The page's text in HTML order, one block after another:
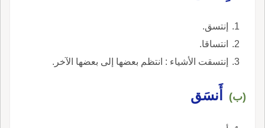
إنتسق.
انتساقا.
إنتسقت الأشياء : انتظم بعضها إلى بعضها الآخر.
(ب) أَنسَق